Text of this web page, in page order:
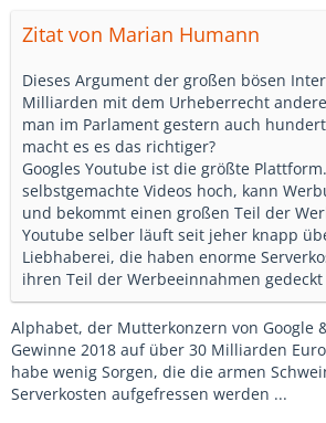
Zitat von Marian Humann
Dieses Argument der großen bösen
Milliarden mit dem Urheberrecht
man im Parlament gestern auch
macht es es das richtiger?
Googles Youtube ist die größte
selbstgemachte Videos hoch, kann
und bekommt einen großen Teil der
Youtube selber läuft seit jeher knapp
Liebhaberei, die haben enorme
ihren Teil der Werbeeinnahmen
Alphabet, der Mutterkonzern von Google
Gewinne 2018 auf über 30 Milliarden
habe wenig Sorgen, die die armen
Serverkosten aufgefressen werden ...